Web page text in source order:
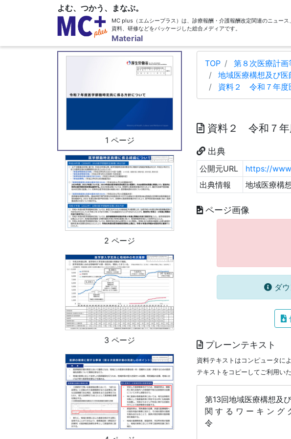
よむ、つかう、まなぶ。
MC plus（エムシープラス）は、診療報酬・介護報酬改定関連のニュース、
資料、研修などをパッケージした総合メディアです。
Material
1 ページ
2 ページ
3 ページ
TOP
第８次医療計
地域医療構想及び医
資料２ 令和７年度
資料２ 令和７年
出典
公開元URL
https://
出典情報
地域医療構
ページ画像
ダ
プレーンテキスト
資料テキストはコンピュータに
テキストをコピーしてご利用い
第13回地域医療構想及
関 す る ワ ー キ ン グ
令